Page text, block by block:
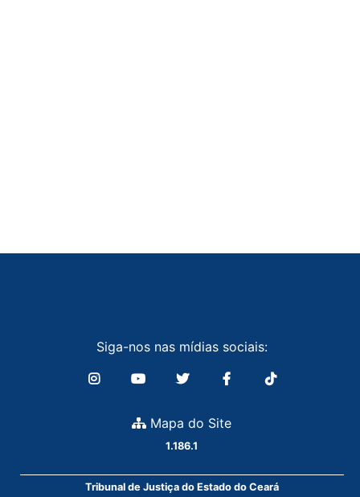
Siga-nos nas mídias sociais:
Mapa do Site
1.186.1
Tribunal de Justiça do Estado do Ceará